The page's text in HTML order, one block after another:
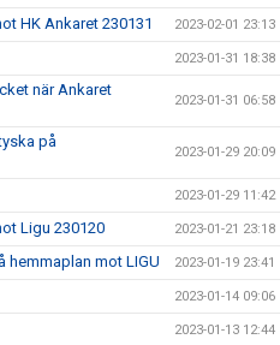
HK Ankaret 230131 2023-02-01 23:13
2023-01-31 18:38
när Ankaret
2023-01-31 06:58
på
2023-01-29 20:09
2023-01-29 11:42
Ligu 230120 2023-01-21 23:18
hemmaplan mot LIGU 2023-01-19 23:41
2023-01-14 09:06
2023-01-13 12:44